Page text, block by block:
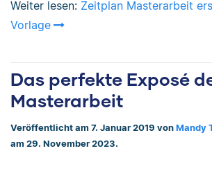
Weiter lesen: Zeitplan Masterarbeit
Vorlage
Das perfekte Exposé
Masterarbeit
Veröffentlicht am 7. Januar 2019 von Mandy
am 29. November 2023.